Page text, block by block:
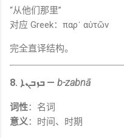
“从他们那里”
对应 Greek：παρ᾽ αὐτῶν
完全直译结构。
8. ܒܙܒܢܐ — b-zabnā
词性：名词
意义：时间、时期